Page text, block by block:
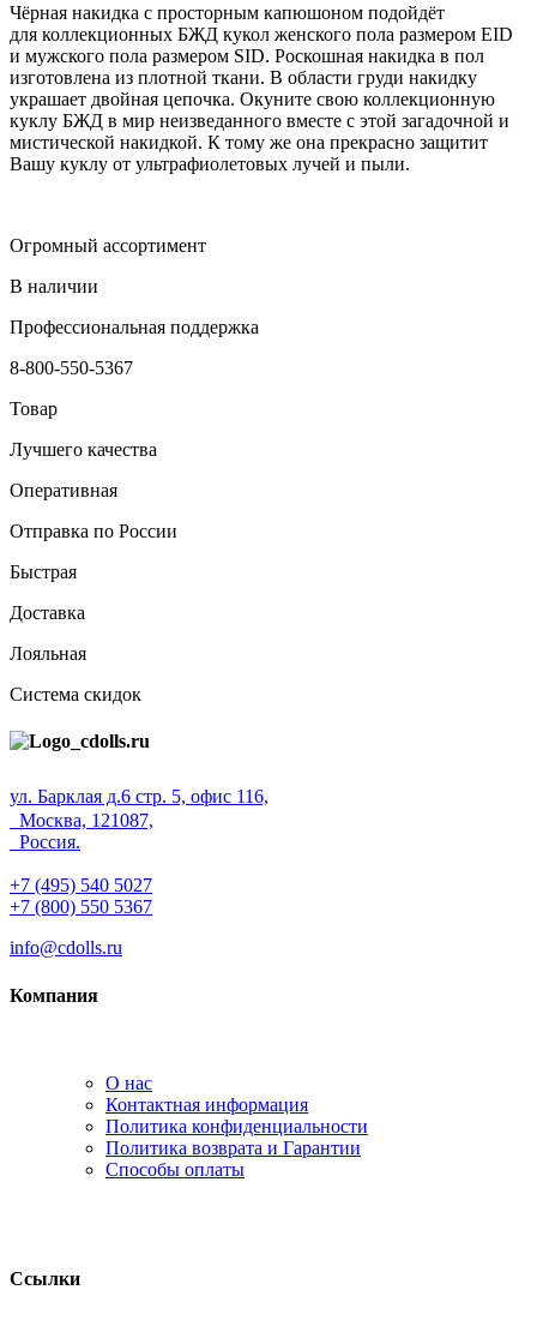
Чёрная накидка с просторным капюшоном подойдёт
для коллекционных БЖД кукол женского пола размером EID
и мужского пола размером SID. Роскошная накидка в пол
изготовлена из плотной ткани. В области груди накидку
украшает двойная цепочка. Окуните свою коллекционную
куклу БЖД в мир неизведанного вместе с этой загадочной и
мистической накидкой. К тому же она прекрасно защитит
Вашу куклу от ультрафиолетовых лучей и пыли.
Огромный ассортимент
В наличии
Профессиональная поддержка
8-800-550-5367
Товар
Лучшего качества
Оперативная
Отправка по России
Быстрая
Доставка
Лояльная
Система скидок
ул. Барклая д.6 стр. 5, офис 116,
Москва, 121087,
Россия.
+7 (495) 540 5027
+7 (800) 550 5367
info@cdolls.ru
Компания
О нас
Контактная информация
Политика конфиденциальности
Политика возврата и Гарантии
Способы оплаты
Ссылки